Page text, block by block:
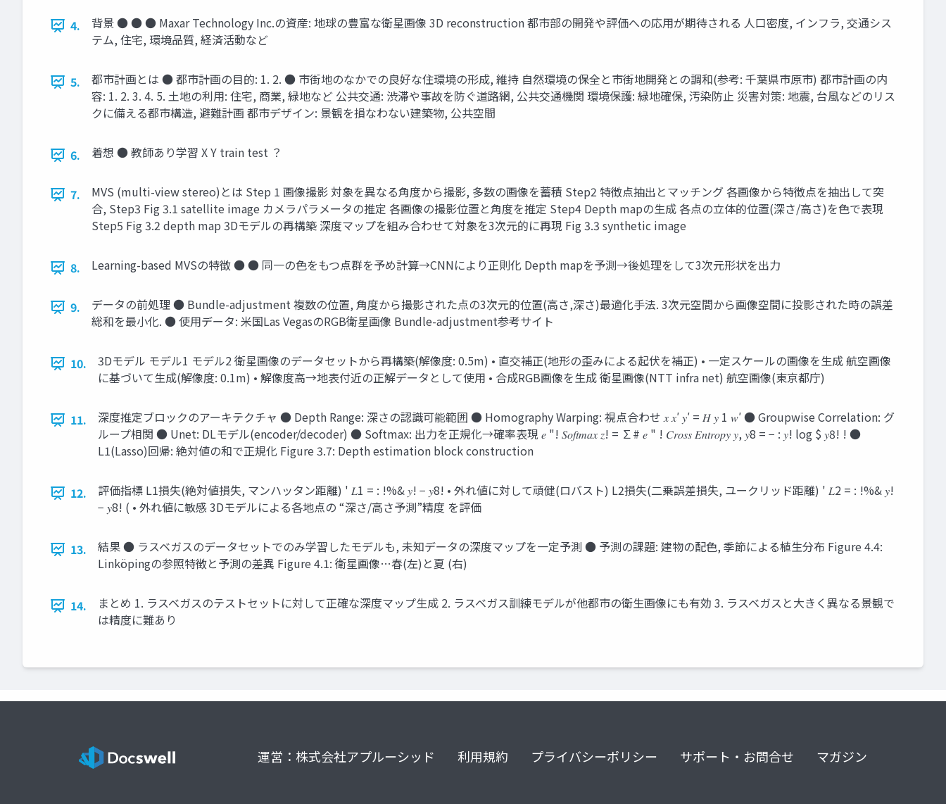
4.
背景 ● ● ● Maxar Technology Inc.の資産: 地球の豊富な衛星画像 3D reconstruction 都市部の開発や評価への応⽤が期待される ⼈⼝密度, インフラ, 交通シス
テム, 住宅, 環境品質, 経済活動など
5.
都市計画とは ● 都市計画の⽬的: 1. 2. ● 市街地のなかでの良好な住環境の形成, 維持 ⾃然環境の保全と市街地開発との調和(参考: 千葉県市原市) 都市計画の内
容: 1. 2. 3. 4. 5. ⼟地の利⽤: 住宅, 商業, 緑地など 公共交通: 渋滞や事故を防ぐ道路網, 公共交通機関 環境保護: 緑地確保, 汚染防⽌ 災害対策: 地震, 台⾵などのリス
クに備える都市構造, 避難計画 都市デザイン: 景観を損なわない建築物, 公共空間
6. 着想 ● 教師あり学習 X Y train test ？
7.
MVS (multi-view stereo)とは Step 1 画像撮影 対象を異なる⾓度から撮影, 多数の画像を蓄積 Step2 特徴点抽出とマッチング 各画像から特徴点を抽出して突
合, Step3 Fig 3.1 satellite image カメラパラメータの推定 各画像の撮影位置と⾓度を推定 Step4 Depth mapの⽣成 各点の⽴体的位置(深さ/⾼さ)を⾊で表現
Step5 Fig 3.2 depth map 3Dモデルの再構築 深度マップを組み合わせて対象を3次元的に再現 Fig 3.3 synthetic image
8. Learning-based MVSの特徴 ● ● 同⼀の⾊をもつ点群を予め計算→CNNにより正則化 Depth mapを予測→後処理をして3次元形状を出⼒
9.
データの前処理 ● Bundle-adjustment 複数の位置, ⾓度から撮影された点の3次元的位置(⾼さ,深さ)最適化⼿法. 3次元空間から画像空間に投影された時の誤差
総和を最⼩化. ● 使⽤データ: ⽶国Las VegasのRGB衛星画像 Bundle-adjustment参考サイト
10.
3Dモデル モデル1 モデル2 衛星画像のデータセットから再構築(解像度: 0.5m) • 直交補正(地形の歪みによる起伏を補正) • ⼀定スケールの画像を⽣成 航空画像
に基づいて⽣成(解像度: 0.1m) • 解像度⾼→地表付近の正解データとして使⽤ • 合成RGB画像を⽣成 衛星画像(NTT infra net) 航空画像(東京都庁)
11.
深度推定ブロックのアーキテクチャ ● Depth Range: 深さの認識可能範囲 ● Homography Warping: 視点合わせ 𝑥 𝑥′ 𝑦′ = 𝐻 𝑦 1 𝑤′ ● Groupwise Correlation: グ
ループ相関 ● Unet: DLモデル(encoder/decoder) ● Softmax: 出⼒を正規化→確率表現 𝑒 "! 𝑆𝑜𝑓𝑡𝑚𝑎𝑥 𝑧! = ∑# 𝑒 " ! 𝐶𝑟𝑜𝑠𝑠 𝐸𝑛𝑡𝑟𝑜𝑝𝑦 𝑦, 𝑦8 = − : 𝑦! log $ 𝑦8! ! ●
L1(Lasso)回帰: 絶対値の和で正規化 Figure 3.7: Depth estimation block construction
12.
評価指標 L1損失(絶対値損失, マンハッタン距離) ' 𝐿1 = : !%& 𝑦! − 𝑦8! • 外れ値に対して頑健(ロバスト) L2損失(⼆乗誤差損失, ユークリッド距離) ' 𝐿2 = : !%& 𝑦!
− 𝑦8! ( • 外れ値に敏感 3Dモデルによる各地点の “深さ/⾼さ予測”精度 を評価
13.
結果 ● ラスベガスのデータセットでのみ学習したモデルも, 未知データの深度マップを⼀定予測 ● 予測の課題: 建物の配⾊, 季節による植⽣分布 Figure 4.4:
Linköpingの参照特徴と予測の差異 Figure 4.1: 衛星画像…春(左)と夏 (右)
14.
まとめ 1. ラスベガスのテストセットに対して正確な深度マップ⽣成 2. ラスベガス訓練モデルが他都市の衛⽣画像にも有効 3. ラスベガスと⼤きく異なる景観で
は精度に難あり
運営：株式会社アプルーシッド 利用規約 プライバシーポリシー サポート・お問合せ マガジン